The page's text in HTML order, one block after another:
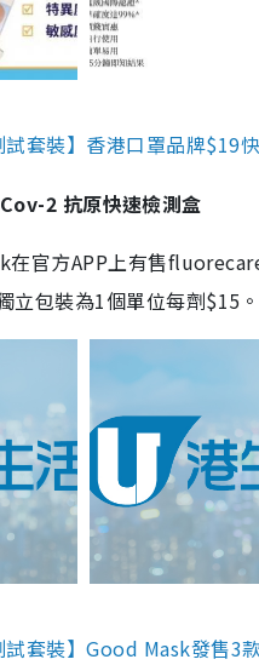
套裝】香港口罩品牌$19
2 抗原快速檢測盒
在官方APP上有售
立包裝為1個單位每劑$15
套裝】Good Mask發售3